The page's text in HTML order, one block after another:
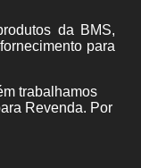
da BMS,
para
trabalhamos
Revenda. Por